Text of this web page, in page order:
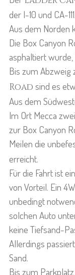
der I-10 und CA-111.
Aus dem Norden
Die Box Canyon
asphaltiert
Bis zum Abzweig
Road sind es
Aus dem
Im Ort Mecca
zur Box Canyon
Meilen die
erreicht.
Für die Fahrt ist
von Vorteil. Ein
unbedingt
solchen Auto
keine Tiefsand-
Allerdings
Sand.
Bis zum